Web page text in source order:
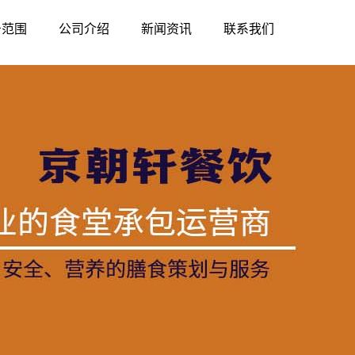
围 公司介绍 新闻资讯 联系我们